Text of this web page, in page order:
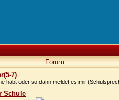
Forum
7)
habt oder so dann meldet es mir
Schule